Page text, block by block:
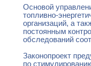
Основой
топливно-
организаций, а
постоянным
обследований
Законопроект
по